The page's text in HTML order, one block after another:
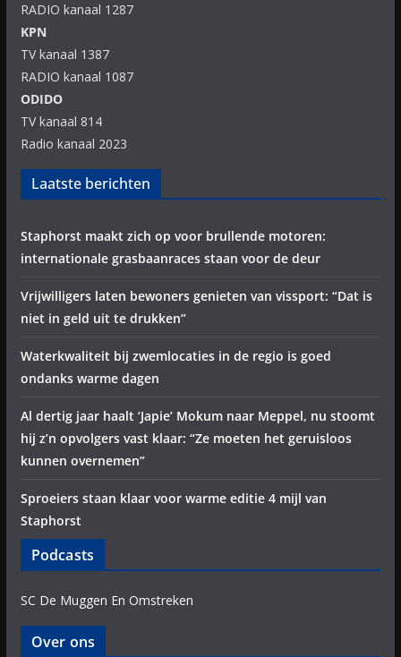
RADIO kanaal 1287
KPN
TV kanaal 1387
RADIO kanaal 1087
ODIDO
TV kanaal 814
Radio kanaal 2023
Laatste berichten
Staphorst maakt zich op voor brullende motoren:
internationale grasbaanraces staan voor de deur
Vrijwilligers laten bewoners genieten van vissport: “Dat is
niet in geld uit te drukken”
Waterkwaliteit bij zwemlocaties in de regio is goed
ondanks warme dagen
Al dertig jaar haalt ‘Japie’ Mokum naar Meppel, nu stoomt
hij z’n opvolgers vast klaar: “Ze moeten het geruisloos
kunnen overnemen”
Sproeiers staan klaar voor warme editie 4 mijl van
Staphorst
Podcasts
SC De Muggen En Omstreken
Over ons